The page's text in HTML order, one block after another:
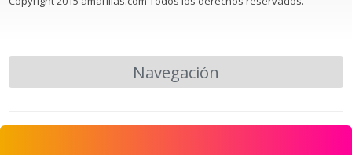
Navegación